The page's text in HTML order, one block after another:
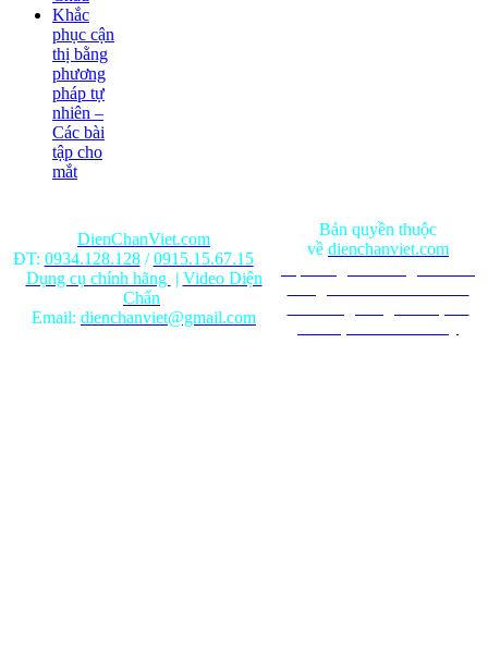
Khắc
phục cận
thị bằng
phương
pháp tự
nhiên –
Các bài
tập cho
mắt
DienChanViet.com
ĐT: 0934.128.128/0915.15.67.15
Dụng cụ chính hãng | Video Diện
Chẩn
Email: dienchanviet@gmail.com
Bản quyền thuộc
về dienchanviet.com